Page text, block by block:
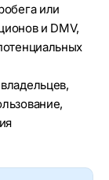
или
и DMV,